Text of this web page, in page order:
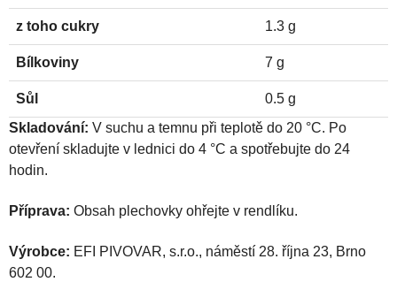
z toho cukry 1.3 g
Bílkoviny 7 g
Sůl
0.5 g
Skladování: V suchu a temnu při teplotě do 20 °C. Po
otevření skladujte v lednici do 4 °C a spotřebujte do 24
hodin.
Příprava: Obsah plechovky ohřejte v rendlíku.
Výrobce: EFI PIVOVAR, s.r.o., náměstí 28. října 23, Brno
602 00.